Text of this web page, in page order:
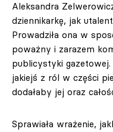
Aleksandra
dziennikarkę, jak
Prowadziła ona w
poważny i zarazem
publicystyki
jakiejś z ról w części
dodałaby jej oraz
Sprawiała wrażenie,